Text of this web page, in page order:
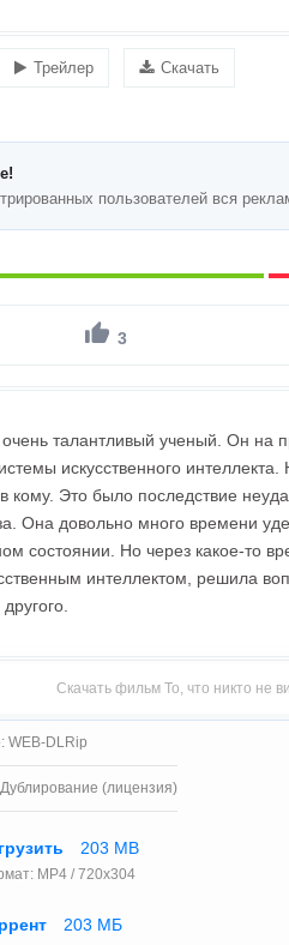
Трейлер Скачать
пользователей вся
3
талантливый ученый. Он на
искусственного
кому. Это было последствие
Она довольно много времени
состоянии. Но через какое-то
интеллектом, решила
Скачать фильм То, что никто не
WEB-DLRip
(лицензия)
203 MB
MP4 / 720x304
203 МБ